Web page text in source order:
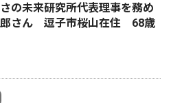
の未来研究所代表理事を務め
さん 逗子市桜山在住 68歳